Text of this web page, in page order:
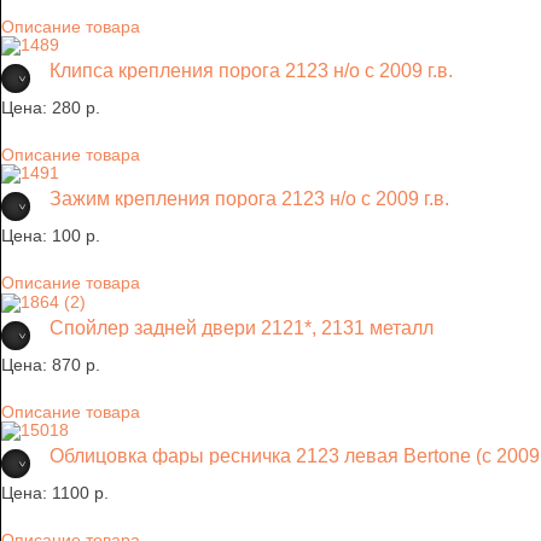
Описание товара
Клипса крепления порога 2123 н/о с 2009 г.в.
Цена: 280 p.
Описание товара
Зажим крепления порога 2123 н/о с 2009 г.в.
Цена: 100 p.
Описание товара
Спойлер задней двери 2121*, 2131 металл
Цена: 870 p.
Описание товара
Облицовка фары ресничка 2123 левая Bertone (с 2009
Цена: 1100 p.